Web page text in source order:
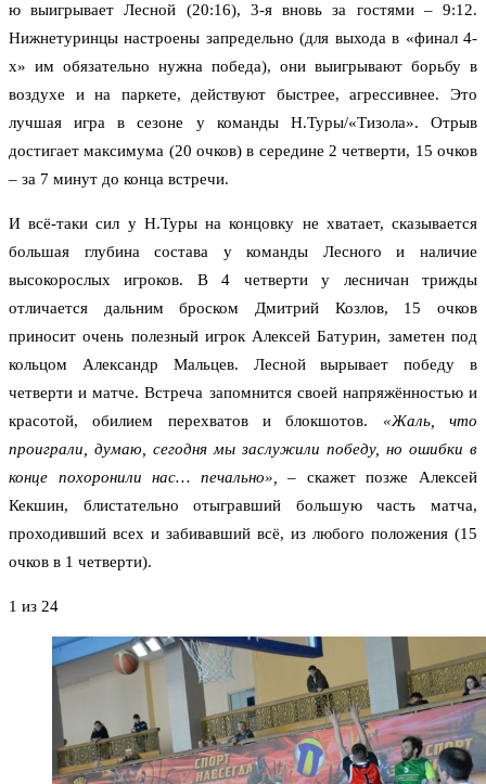
ю выигрывает Лесной (20:16), 3-я вновь за гостями – 9:12.
Нижнетуринцы настроены запредельно (для выхода в «финал 4-
х» им обязательно нужна победа), они выигрывают борьбу в
воздухе и на паркете, действуют быстрее, агрессивнее. Это
лучшая игра в сезоне у команды Н.Туры/«Тизола». Отрыв
достигает максимума (20 очков) в середине 2 четверти, 15 очков
– за 7 минут до конца встречи.
И всё-таки сил у Н.Туры на концовку не хватает, сказывается
большая глубина состава у команды Лесного и наличие
высокорослых игроков. В 4 четверти у лесничан трижды
отличается дальним броском Дмитрий Козлов, 15 очков
приносит очень полезный игрок Алексей Батурин, заметен под
кольцом Александр Мальцев. Лесной вырывает победу в
четверти и матче. Встреча запомнится своей напряжённостью и
красотой, обилием перехватов и блокшотов. «Жаль, что
проиграли, думаю, сегодня мы заслужили победу, но ошибки в
конце похоронили нас… печально», – скажет позже Алексей
Кекшин, блистательно отыгравший большую часть матча,
проходивший всех и забивавший всё, из любого положения (15
очков в 1 четверти).
1 из 24